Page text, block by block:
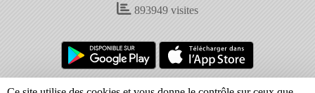
893949 visites
Charte cookies Gestion des cookies